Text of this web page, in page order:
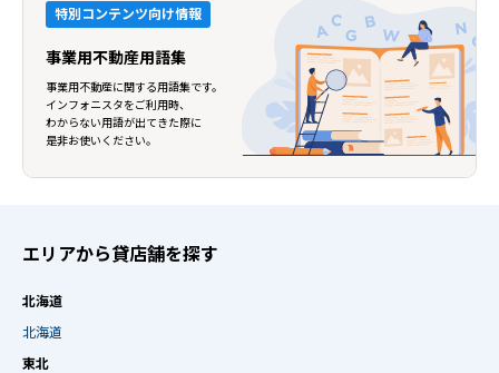
特別コンテンツ向け情報
事業用不動産用語集
事業用不動産に関する用語集です。
インフォニスタをご利用時、
わからない用語が出てきた際に
是非お使いください。
エリアから貸店舗を探す
北海道
北海道
東北